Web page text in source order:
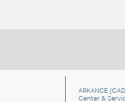
ARKANCE
Center &